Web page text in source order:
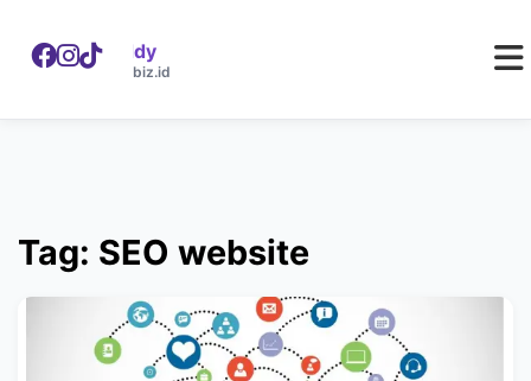
W WebDaddy
webdaddy.biz.id
Tag: SEO website